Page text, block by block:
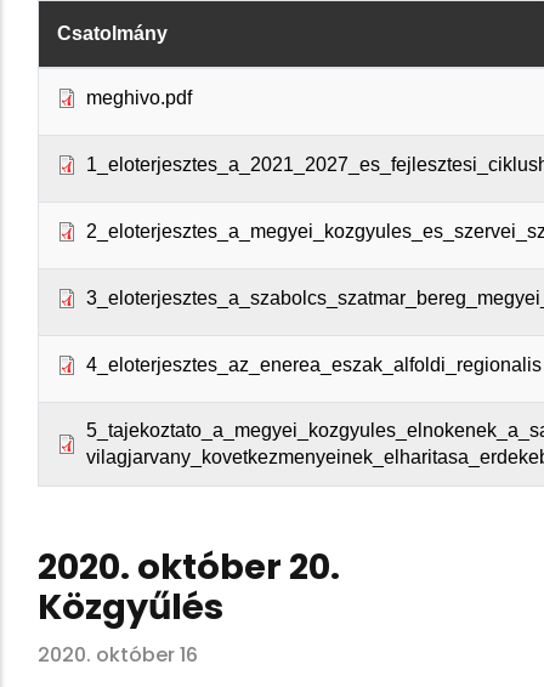
Csatolmány
meghivo.pdf
4_eloterjesztes_az_enerea_eszak_alfoldi_regionalis
2020. október 20.
Közgyűlés
2020. október 16